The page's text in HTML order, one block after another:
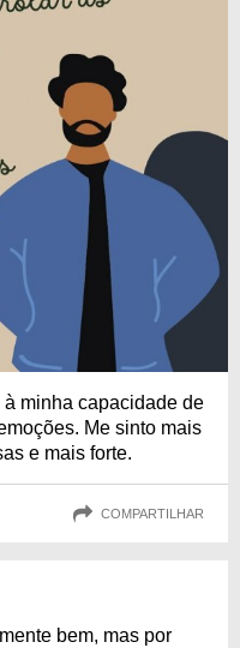
minha capacidade de
Me sinto mais
e mais forte.
COMPARTILHAR
bem, mas por